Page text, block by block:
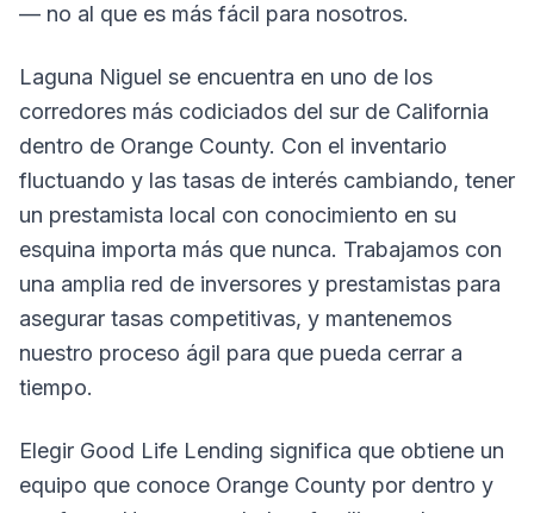
— no al que es más fácil para nosotros.
Laguna Niguel se encuentra en uno de los
corredores más codiciados del sur de California
dentro de Orange County. Con el inventario
fluctuando y las tasas de interés cambiando, tener
un prestamista local con conocimiento en su
esquina importa más que nunca. Trabajamos con
una amplia red de inversores y prestamistas para
asegurar tasas competitivas, y mantenemos
nuestro proceso ágil para que pueda cerrar a
tiempo.
Elegir Good Life Lending significa que obtiene un
equipo que conoce Orange County por dentro y